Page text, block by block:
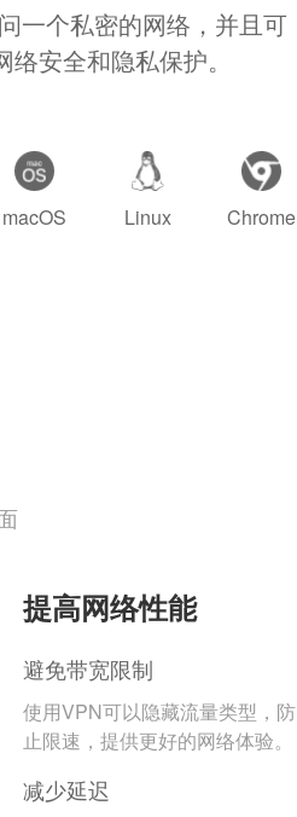
一个私密的网络，并且可
安全和隐私保护。
macOS Linux Chrome
提高网络性能
避免带宽限制
使用VPN可以隐藏流量类型，防
止限速，提供更好的网络体验。
减少延迟